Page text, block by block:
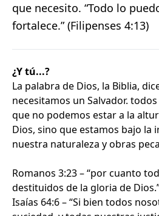
que necesito. “Todo lo
fortalece.” (Filipenses 4:13)
¿Y tú...?
La palabra de Dios, la Biblia,
necesitamos un Salvador.
que no podemos estar a la
Dios, sino que estamos bajo la
nuestra naturaleza y obras
Romanos 3:23 – “por cuanto
destituidos de la gloria de
Isaías 64:6 – “Si bien todos